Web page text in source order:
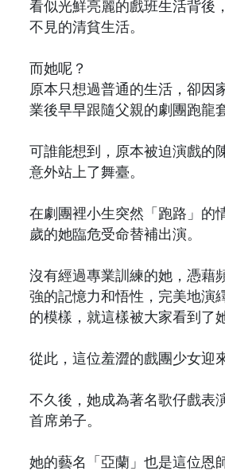
看似光鮮亮麗的戲班生活背後
不見的清貧生活。
而她呢？
原本只想過普通的生活，卻因
業後早早跟隨父親的劇團跑龍
可誰能想到，原本被迫演戲的
意外站上了舞臺。
在劇團裡小生突然「跑路」的
歲的她臨危受命替補出演。
沒有經過專業訓練的她，憑藉
強的記憶力和悟性，完美地演
的模樣，就這樣被大家看到了
從此，這位羞澀的戲團少女迎
不久後，她成為著名歌仔戲表
首席弟子。
她的藝名「亞蘭」也是這位恩